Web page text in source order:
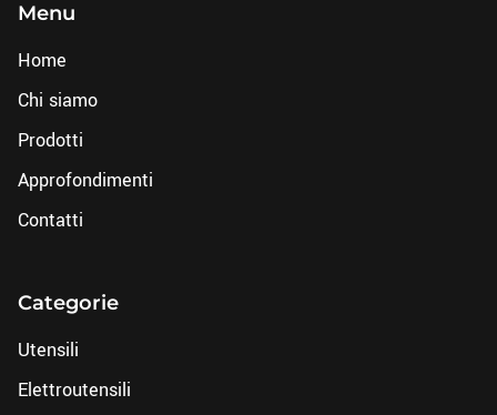
Menu
Home
Chi siamo
Prodotti
Approfondimenti
Contatti
Categorie
Utensili
Elettroutensili